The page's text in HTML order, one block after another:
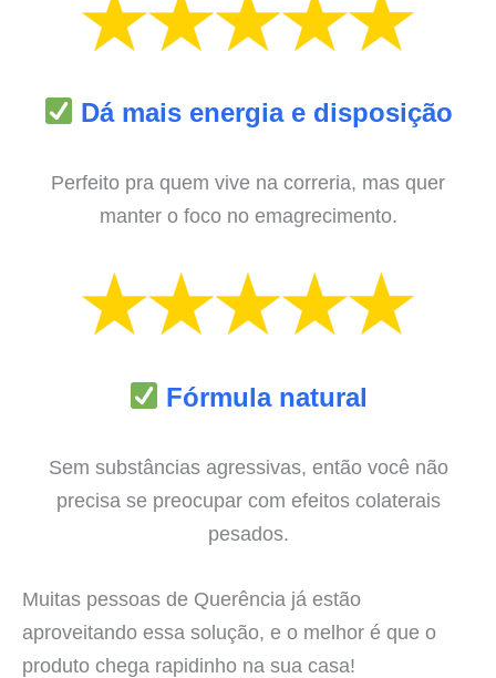
Dá mais energia e disposição
Perfeito pra quem vive na correria, mas quer
manter o foco no emagrecimento.
Fórmula natural
Sem substâncias agressivas, então você não
precisa se preocupar com efeitos colaterais
pesados.
Muitas pessoas de Querência já estão
aproveitando essa solução, e o melhor é que o
produto chega rapidinho na sua casa!